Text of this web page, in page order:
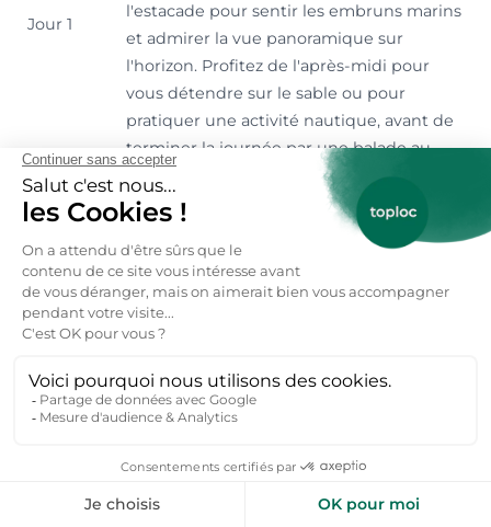
Jour 1
l'estacade pour sentir les embruns marins
et admirer la vue panoramique sur
l'horizon. Profitez de l'après-midi pour
vous détendre sur le sable ou pour
pratiquer une activité nautique, avant de
terminer la journée par une balade au
coucher du soleil, lorsque les reflets de
l'océan transforment le paysage en une
Consacrez cette journée à la découverte
du poumon vert de la commune. La forêt
domaniale des Pays de Monts, qui borde
contraste saisissant avec l'agitation de la
plage. Enfourchez un vélo et empruntez
serpentent sous les pins maritimes et les
chênes verts. Le calme est absolu, l'air